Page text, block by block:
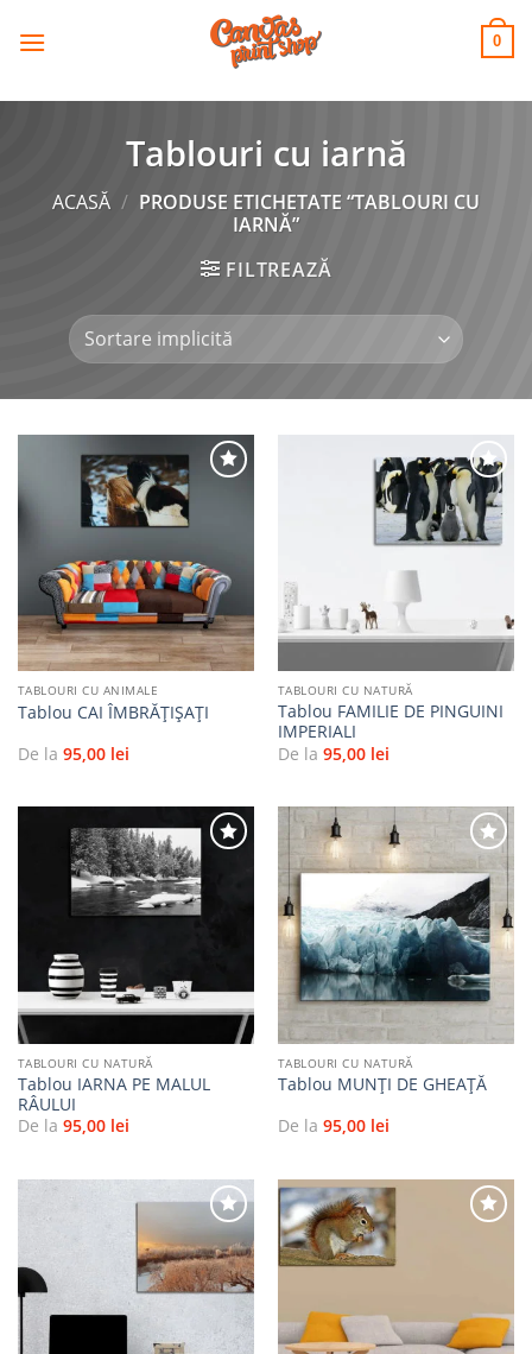
CANVAS
PRINT SHOP 0
Tablouri cu iarnă
ACASĂ / PRODUSE ETICHETATE “TABLOURI CU
IARNĂ”
FILTREAZĂ
favorite
TABLOURI CU ANIMALE
Tablou CAI ÎMBRĂȚIȘAȚI
De la 95,00 lei
Adaugă
la
TABLOURI CU NATURĂ
Tablou FAMILIE DE PINGUINI
IMPERIALI
De la 95,00 lei
Adaugă
TABLOURI CU NATURĂ
Tablou IARNA PE MALUL
RÂULUI
De la 95,00 lei
Adaugă
la
favorite
TABLOURI CU NATURĂ
Tablou MUNȚI DE GHEAȚĂ
De la 95,00 lei
Adaugă
la
favorite